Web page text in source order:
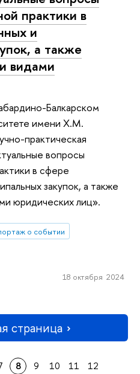
практики в
и
а также
видами
Балкарском
имени Х.М.
практическая
вопросы
в сфере
закупок, а также
юридических лиц».
о событии
18 октября 2024
страница
8 9 10 11
12